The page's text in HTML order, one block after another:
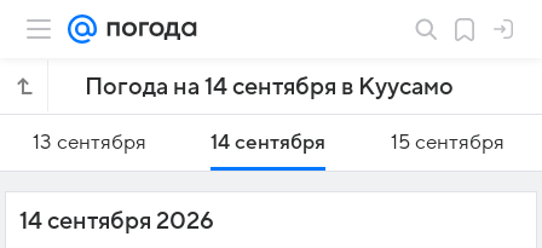
Погода на 14 сентября в Куусамо
13 сентября 14 сентября 15 сентября
14 сентября 2026